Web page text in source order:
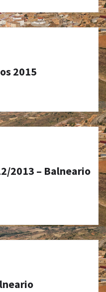
2015
2013 – Balneario